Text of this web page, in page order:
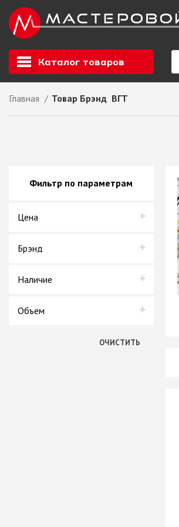
Каталог товаров
Главная Товар Брэнд ВГТ
Фильтр по параметрам
Цена
Брэнд
Наличие
Объем
ОЧИСТИТЬ